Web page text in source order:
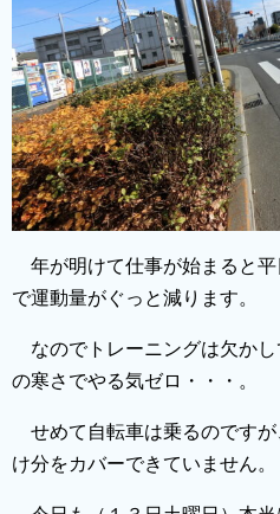
年が明けて仕事が始まると
で運動量がぐっと減ります。
なのでトレーニングは欠かし
の寒さでやる気ゼロ・・・。
せめて自転車は乗るのですが
け分をカバーできていません。